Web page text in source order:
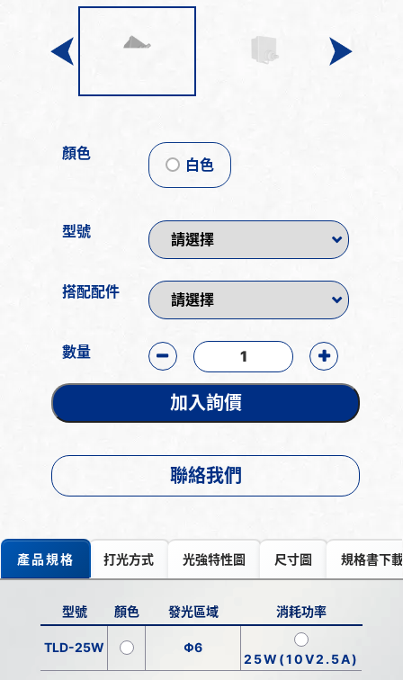
顏色
白色
型號
搭配配件
數量
加入詢價
聯絡我們
產品規格 打光方式 光強特性圖 尺寸圖 規格書下載
型號 顏色 發光區域 消耗功率
TLD-25W Φ6
25W(10V2.5A)